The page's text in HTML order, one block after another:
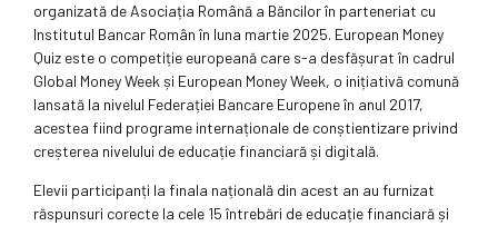
organizată de Asociația Română a Băncilor în parteneriat cu
Institutul Bancar Român în luna martie 2025. European Money
Quiz este o competiție europeană care s-a desfășurat în cadrul
Global Money Week și European Money Week, o inițiativă comună
lansată la nivelul Federației Bancare Europene în anul 2017,
acestea fiind programe internaționale de conștientizare privind
creșterea nivelului de educație financiară și digitală.
Elevii participanți la finala națională din acest an au furnizat
răspunsuri corecte la cele 15 întrebări de educație financiară și